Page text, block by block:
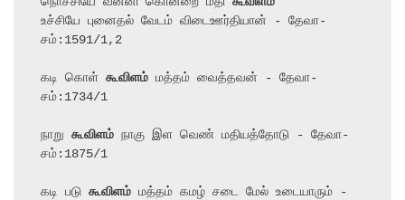
உச்சியே புனைதல் வேடம் விடைஊர்தியான் - தேவா-
சம்:1591/1,2
கடி கொள் கூவிளம் மத்தம் வைத்தவன் - தேவா-
சம்:1734/1
நாறு கூவிளம் நாகு இள வெண் மதியத்தோடு - தேவா-
சம்:1875/1
கடி படு கூவிளம் மத்தம் கமழ் சடை மேல் உடையாரும் -